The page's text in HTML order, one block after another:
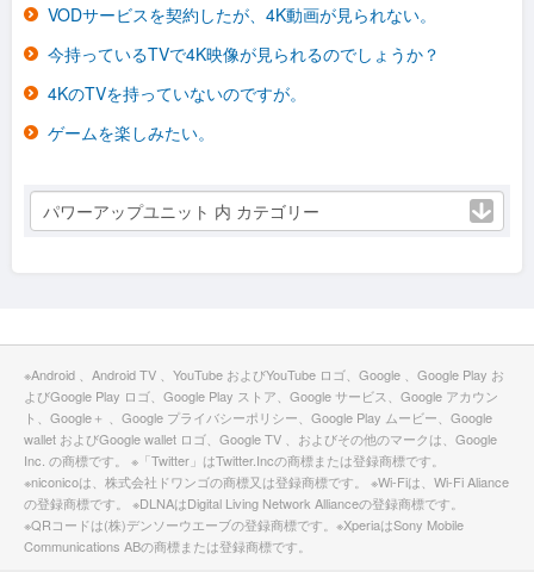
VODサービスを契約したが、4K動画が見られない。
今持っているTVで4K映像が見られるのでしょうか？
4KのTVを持っていないのですが。
ゲームを楽しみたい。
パワーアップユニット 内 カテゴリー
※Android 、Android TV 、YouTube およびYouTube ロゴ、Google 、Google Play お
よびGoogle Play ロゴ、Google Play ストア、Google サービス、Google アカウン
ト、Google＋ 、Google プライバシーポリシー、Google Play ムービー、Google
wallet およびGoogle wallet ロゴ、Google TV 、およびその他のマークは、Google
Inc. の商標です。 ※「Twitter」はTwitter.Incの商標または登録商標です。
※niconicoは、株式会社ドワンゴの商標又は登録商標です。 ※Wi-Fiは、Wi-Fi Aliance
の登録商標です。 ※DLNAはDigital Living Network Allianceの登録商標です。
※QRコードは(株)デンソーウエーブの登録商標です。※XperiaはSony Mobile
Communications ABの商標または登録商標です。